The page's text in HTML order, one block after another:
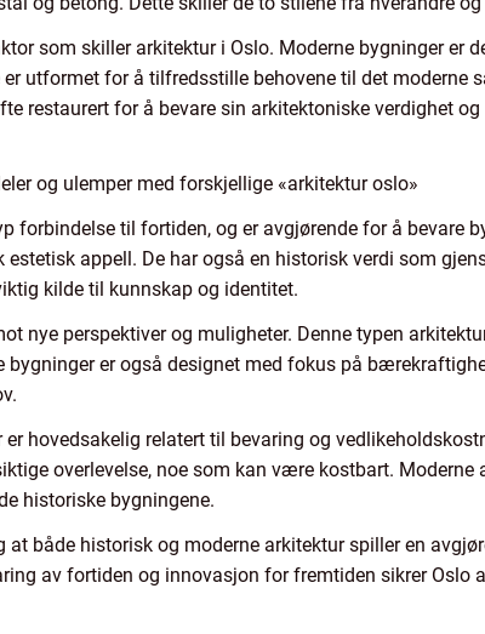
som skiller arkitektur i Oslo. Moderne bygninger er
utformet for å tilfredsstille behovene til det moderne
restaurert for å bevare sin arkitektoniske verdighet
og ulemper med forskjellige «arkitektur oslo»
forbindelse til fortiden, og er avgjørende for å bevare
estetisk appell. De har også en historisk verdi som
kilde til kunnskap og identitet.
nye perspektiver og muligheter. Denne typen
er også designet med fokus på
hovedsakelig relatert til bevaring og
overlevelse, noe som kan være kostbart.
historiske bygningene.
at både historisk og moderne arkitektur spiller en
av fortiden og innovasjon for fremtiden sikrer Oslo